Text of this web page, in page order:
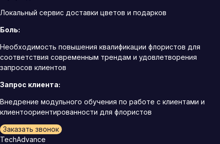
Локальный сервис доставки цветов и подарков
Боль:
Необходимость повышения квалификации флористов для
соответствия современным трендам и удовлетворения
запросов клиентов
Запрос клиента:
Внедрение модульного обучения по работе с клиентами и
клиентоориентированности для флористов
Заказать звонок
TechAdvance